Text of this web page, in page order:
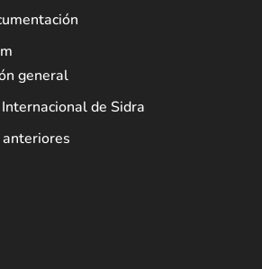
general
de Sidra
anteriores